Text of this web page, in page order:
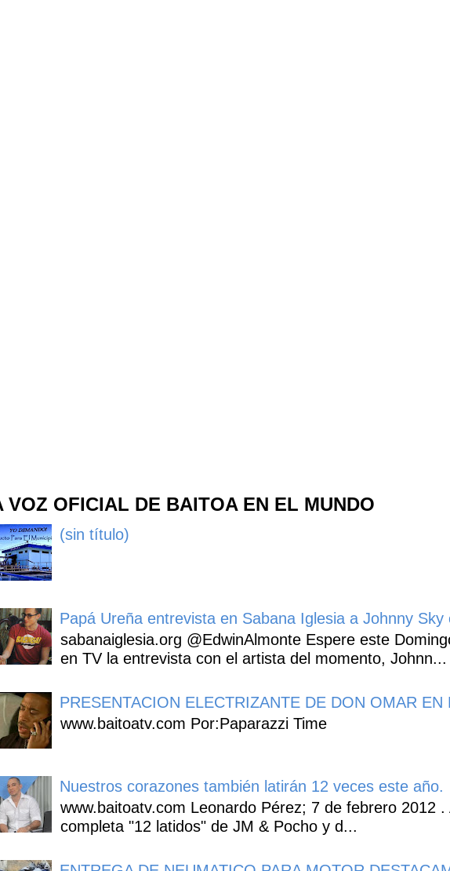
VOZ OFICIAL DE BAITOA EN EL MUNDO
(sin título)
Papá Ureña entrevista en Sabana Iglesia a Johnny Sky
sabanaiglesia.org @EdwinAlmonte Espere este
en TV la entrevista con el artista del momento, Johnn...
PRESENTACION ELECTRIZANTE DE DON OMAR
www.baitoatv.com Por:Paparazzi Time
Nuestros corazones también latirán 12 veces este año.
www.baitoatv.com Leonardo Pérez; 7 de febrero 2012
completa "12 latidos" de JM & Pocho y d...